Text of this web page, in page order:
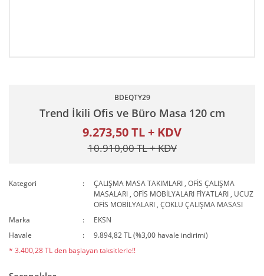
BDEQTY29
Trend İkili Ofis ve Büro Masa 120 cm
9.273,50 TL + KDV
10.910,00 TL + KDV
Kategori ÇALIŞMA MASA TAKIMLARI ,OFİS ÇALIŞMA
MASALARI ,OFİS MOBİLYALARI FİYATLARI , UCUZ
OFİS MOBİLYALARI ,ÇOKLU ÇALIŞMA MASASI
Marka
EKSN
Havale
9.894,82 TL (%3,00 havale indirimi)
* 3.400,28 TL den başlayan taksitlerle!!